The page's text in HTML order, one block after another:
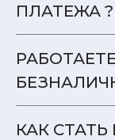
ПЛАТЕЖА ?
КАК